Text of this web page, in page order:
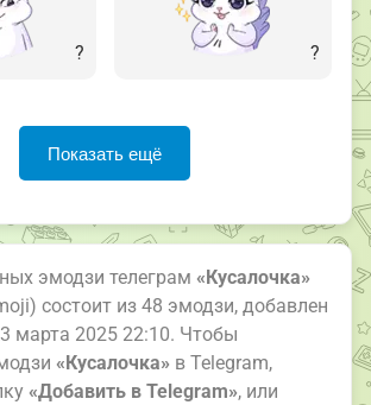
? ?
Показать ещё
эмодзи телеграм «Кусалочка»
состоит из 48 эмодзи, добавлен
марта 2025 22:10. Чтобы
«Кусалочка» в Telegram,
«Добавить в Telegram», или